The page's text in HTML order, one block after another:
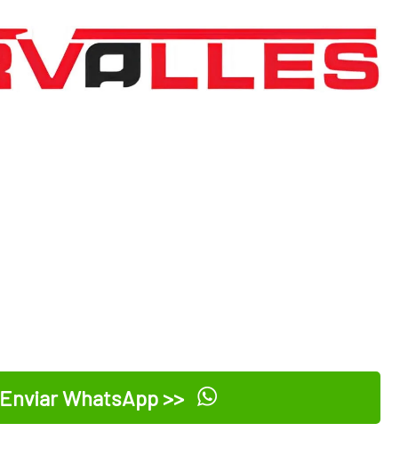
Enviar WhatsApp >>